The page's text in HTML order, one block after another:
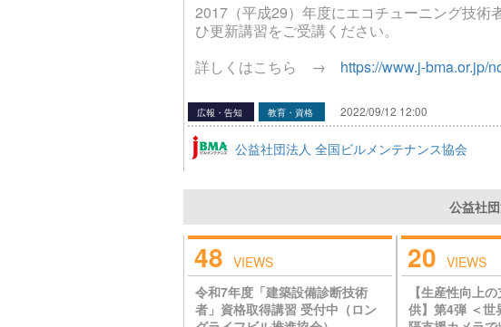
2017（平成29）年度にエコチューニング技術
ひ更新講習をご受講ください。
詳しくはこちら → https://www.j-bma.or.jp/
広報・告知 教育・資格 2022/09/12 12:00
公益社団法人 全国ビルメンテナンス協会
公益社
48 VIEWS
令和7年度「建築設備診断技術
者」資格取得講習 受付中（ロン
20 VIEWS
【生産性向上
供】第4弾 ＜世